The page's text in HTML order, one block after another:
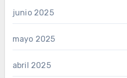
junio 2025
mayo 2025
abril 2025